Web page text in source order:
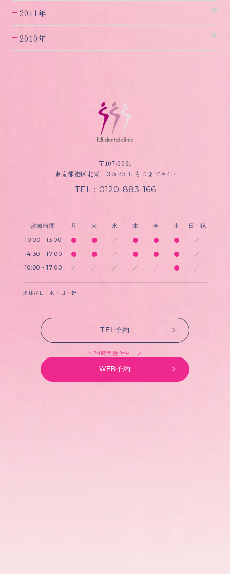
2011年
2010年
〒107-0061
東京都港区北青山3-5-25 しもじまビル4F
TEL：0120-883-166
診療時間 月 火 水 木 金 土 日・祝
10:00 - 13:00 ／ ／
14:30 - 17:00 ／ ／
10:00 - 17:00 ／ ／ ／ ／ ／ ／
※休診日 : 水・日・祝
TEL予約
＼24時間受付中！／
WEB予約